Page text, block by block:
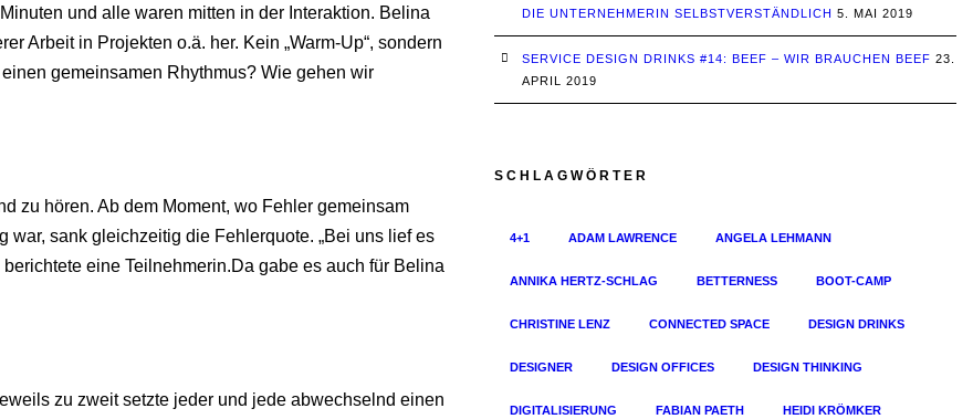
und alle waren mitten in der Interaktion. Belina
Arbeit in Projekten o.ä. her. Kein „Warm-Up“, sondern
gemeinsamen Rhythmus? Wie gehen wir
zu hören. Ab dem Moment, wo Fehler gemeinsam
war, sank gleichzeitig die Fehlerquote. „Bei uns lief es
eine Teilnehmerin.Da gabe es auch für Belina
zu zweit setzte jeder und jede abwechselnd einen
DIE UNTERNEHMERIN SELBSTVERSTÄNDLICH 5. MAI 2019
SERVICE DESIGN DRINKS #14: BEEF – WIR BRAUCHEN BEEF 23.
APRIL 2019
SCHLAGWÖRTER
4+1 ADAM LAWRENCE ANGELA LEHMANN
ANNIKA HERTZ-SCHLAG BETTERNESS BOOT-CAMP
CHRISTINE LENZ CONNECTED SPACE DESIGN DRINKS
DESIGNER DESIGN OFFICES DESIGN THINKING
DIGITALISIERUNG FABIAN PAETH HEIDI KRÖMKER